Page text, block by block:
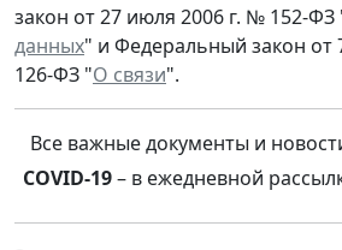
закон от 27 июля 2006 г. № 152-ФЗ
данных" и Федеральный закон от
126-ФЗ "О связи".
Все важные документы и
COVID-19– в ежедневной